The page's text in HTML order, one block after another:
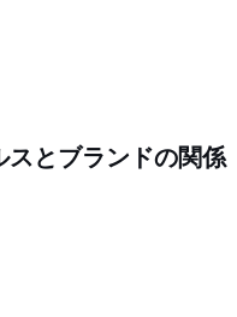
スとブランドの関係